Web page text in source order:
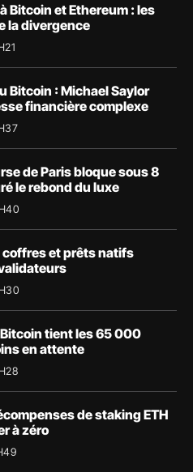
Bitcoin et Ethereum : les
la divergence
Bitcoin : Michael Saylor
financière complexe
de Paris bloque sous 8
le rebond du luxe
coffres et prêts natifs
tient les 65 000
en attente
de staking ETH
à zéro